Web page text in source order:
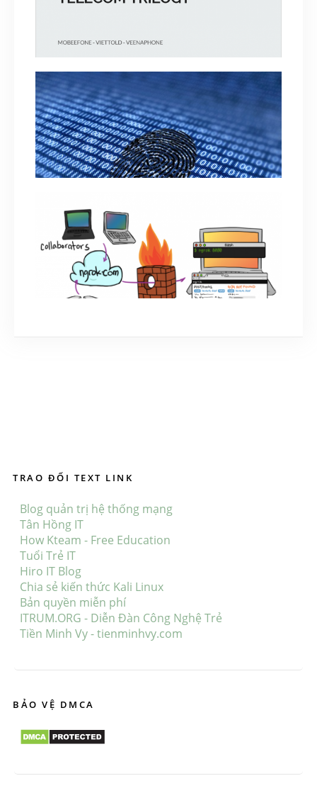
Telecom Trilogy – Nhà mạng tự detect số điện
thoại khi truy cập trang chủ, app
July 13, 2018
Computer Forensics Và Những Điều Cần Biết
August 8, 2019
TRAO ĐỔI TEXT LINK
Blog quản trị hệ thống mạng
Tân Hồng IT
How Kteam - Free Education
Tuổi Trẻ IT
Hiro IT Blog
Chia sẻ kiến thức Kali Linux
Bản quyền miễn phí
ITRUM.ORG - Diễn Đàn Công Nghệ Trẻ
Tiền Minh Vy - tienminhvy.com
BẢO VỆ DMCA